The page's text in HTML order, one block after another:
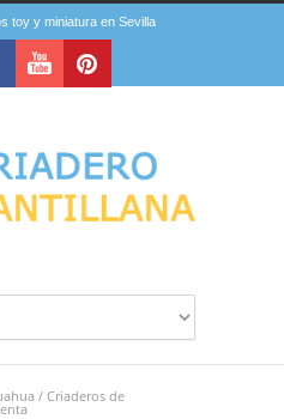
toy y miniatura en Sevilla
/ Criaderos de